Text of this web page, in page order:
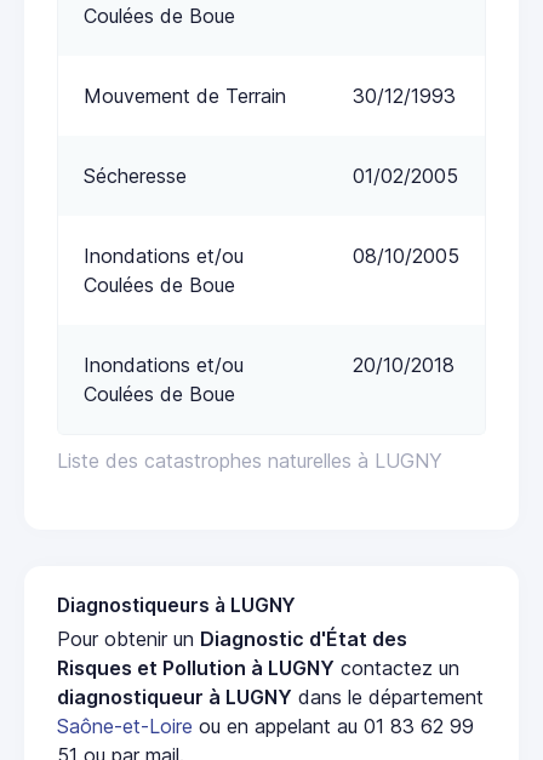
Liste des catastrophes naturelles à LUGNY
Coulées de Boue
Mouvement de Terrain 30/12/1993
Sécheresse 01/02/2005
Inondations et/ou
Coulées de Boue
08/10/2005
Inondations et/ou
Coulées de Boue
20/10/2018
Diagnostiqueurs à LUGNY
Pour obtenir un Diagnostic d'État des
Risques et Pollution à LUGNY contactez un
diagnostiqueur à LUGNY dans le département
Saône-et-Loire ou en appelant au 01 83 62 99
51 ou par mail.